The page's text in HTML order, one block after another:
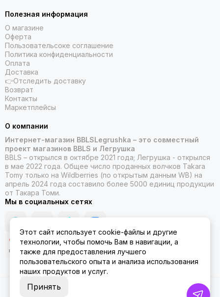
Полезная информация
О магазине
Оферта
Пользовательсоке соглашение
Политика конфиденциальности
Оплата
Доставка
👉Отследить доставку
Возврат
Контакты
Маркетплейсы
О компании
Интернет-магазин BBLSLegrushka – это совместный
проект магазинов BBLS и Легрушка
BBLS – открылся в октябре 2021 года; Легрушка - открылся
в мае 2022 года. Общее число проданных волчков Takara
Tomy только на Wildberries (по открытым данным WB) на
апрель 2024 года составило более 5000 единиц продукции
от Такара Томи.
Мы в социальных сетях
2026 © ББЛСЛегрушка.
Этот сайт использует cookie-файлы и другие
технологии, чтобы помочь Вам в навигации, а
также для предоставления лучшего
пользовательского опыта и анализа использования
наших продуктов и услуг.
Принять